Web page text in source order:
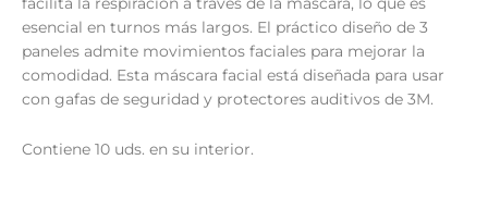
esencial en turnos más largos. El práctico diseño de 3
paneles admite movimientos faciales para mejorar la
comodidad. Esta máscara facial está diseñada para usar
con gafas de seguridad y protectores auditivos de 3M.
Contiene 10 uds. en su interior.